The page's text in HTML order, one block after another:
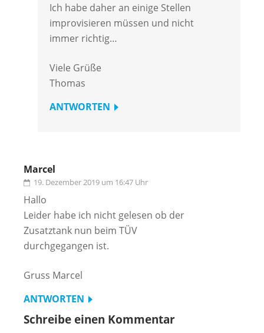
Ich habe daher an einige Stellen
improvisieren müssen und nicht
immer richtig…
Viele Grüße
Thomas
ANTWORTEN
Marcel
19. Dezember 2019 um 16:47 Uhr
Hallo
Leider habe ich nicht gelesen ob der
Zusatztank nun beim TÜV
durchgegangen ist.
Gruss Marcel
ANTWORTEN
Schreibe einen Kommentar